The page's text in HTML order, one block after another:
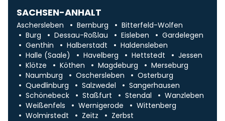
SACHSEN-ANHALT
Aschersleben Bernburg
Bitterfeld-Wolfen
Burg
Dessau-Roßlau Eisleben
Gardelegen
Genthin
Halberstadt
Haldensleben
Halle (Saale)
Havelberg Hettstedt
Jessen
Klötze
Köthen Magdeburg
Merseburg
Naumburg
Oschersleben
Osterburg
Quedlinburg
Salzwedel
Sangerhausen
Schönebeck
Staßfurt Stendal
Wanzleben
Weißenfels
Wernigerode
Wittenberg
Wolmirstedt
Zeitz Zerbst